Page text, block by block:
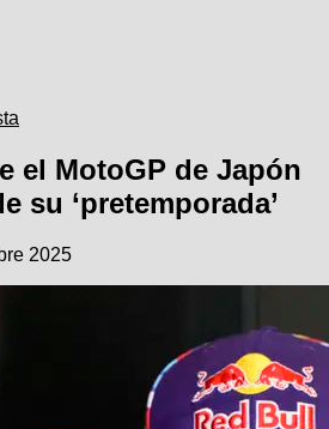
el MotoGP de Japón
su ‘pretemporada’
2025